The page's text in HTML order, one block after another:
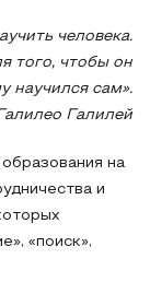
человека.
того, чтобы он
научился сам».
Галилей
на
и
«поиск»,